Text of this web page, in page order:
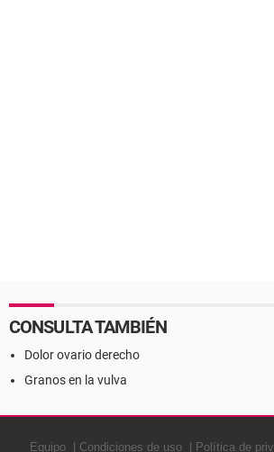
CONSULTA TAMBIÉN
Dolor ovario derecho
Granos en la vulva
Equipo Condiciones de uso Política de